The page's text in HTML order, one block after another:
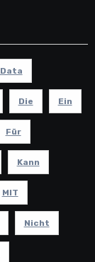
Data
Die Ein
Für
Kann
MIT
Nicht